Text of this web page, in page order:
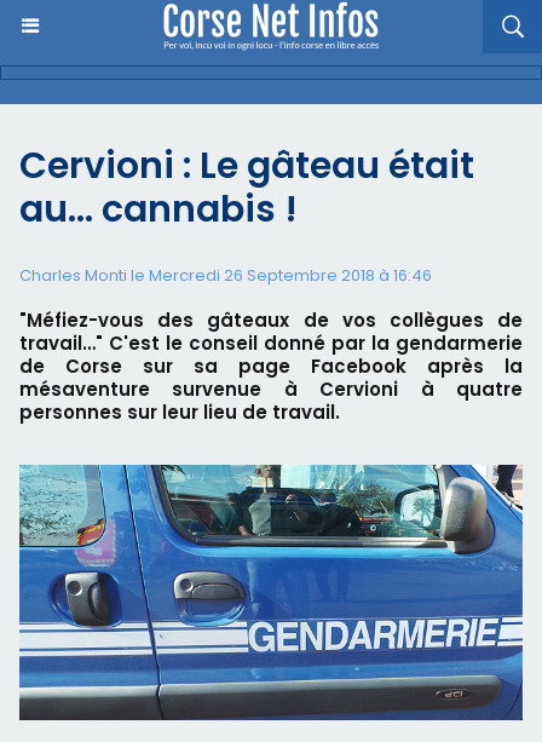
Cervioni : Le gâteau était
au… cannabis !
Charles Monti le Mercredi 26 Septembre 2018 à 16:46
"Méfiez-vous des gâteaux de vos collègues de
travail…" C'est le conseil donné par la gendarmerie
de Corse sur sa page Facebook après la
mésaventure survenue à Cervioni à quatre
personnes sur leur lieu de travail.